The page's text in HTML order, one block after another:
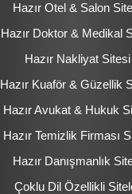
Hazır Otel & Salon
Hazır Doktor & Medikal
Hazır Nakliyat Sitesi
Hazır Kuaför & Güzellik
Hazır Avukat & Hukuk
Hazır Temizlik Firması
Hazır Danışmanlık
Çoklu Dil Özellikli